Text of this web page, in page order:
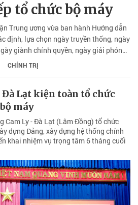
tổ chức bộ máy
Trung ương vừa ban hành Hướng dẫn
định, lựa chọn ngày truyền thống, ngày
giành chính quyền, ngày giải phóng
bộ máy của hệ thống chính trị.
CHÍNH TRỊ
Lạt kiện toàn tổ chức
máy
Cam Ly - Đà Lạt (Lâm Đồng) tổ chức
dựng Đảng, xây dựng hệ thống chính
khai nhiệm vụ trọng tâm 6 tháng cuối